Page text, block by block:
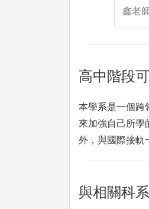
鑫老
高中階段
本學系是一個跨
來加強自己所學
外，與國際接軌
與相關科